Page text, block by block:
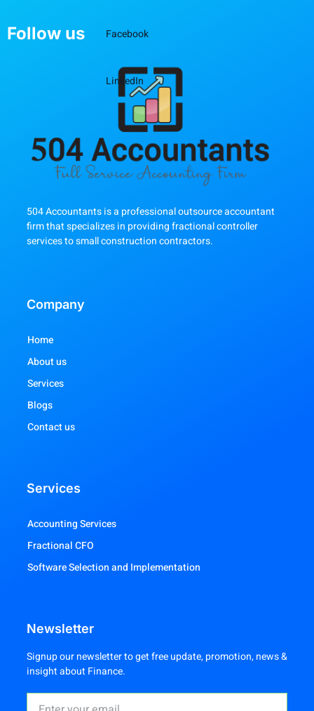
Follow us Facebook
LinkedIn
504 Accountants is a professional outsource accountant
firm that specializes in providing fractional controller
services to small construction contractors.
Company
Home
About us
Services
Blogs
Contact us
Services
Accounting Services
Fractional CFO
Software Selection and Implementation
Newsletter
Signup our newsletter to get free update, promotion, news &
insight about Finance.